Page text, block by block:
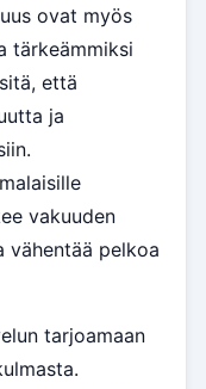
ovat myös
tärkeämmiksi
että
ja
vakuuden
vähentää pelkoa
tarjoamaan